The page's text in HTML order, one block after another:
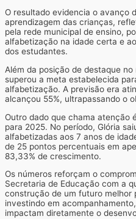
O resultado evidencia o avanço
aprendizagem das crianças,
pela rede municipal de ensino,
alfabetização na idade certa e
dos estudantes.
Além da posição de destaque
superou a meta estabelecida
alfabetização. A previsão era
alcançou 55%, ultrapassando o
Outro dado que chama atenção
para 2025. No período, Glória
alfabetizadas aos 7 anos de
de 25 pontos percentuais em
83,33% de crescimento.
Os números reforçam o
Secretaria de Educação com a
construção de um futuro melhor
investindo em
impactam diretamente o